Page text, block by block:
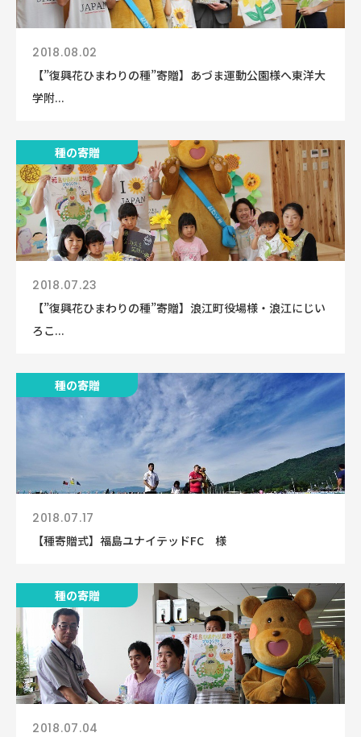
2018.08.02
【”復興花ひまわりの種”寄贈】あづま運動公園様へ東洋大
学附...
種の寄贈
2018.07.23
【”復興花ひまわりの種”寄贈】浪江町役場様・浪江にじい
ろこ...
種の寄贈
2018.07.17
【種寄贈式】福島ユナイテッドFC 様
種の寄贈
2018.07.04